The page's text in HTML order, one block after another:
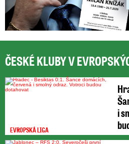
ČESKÉ KLUBY V
EVROPSKÁ LIGA
i